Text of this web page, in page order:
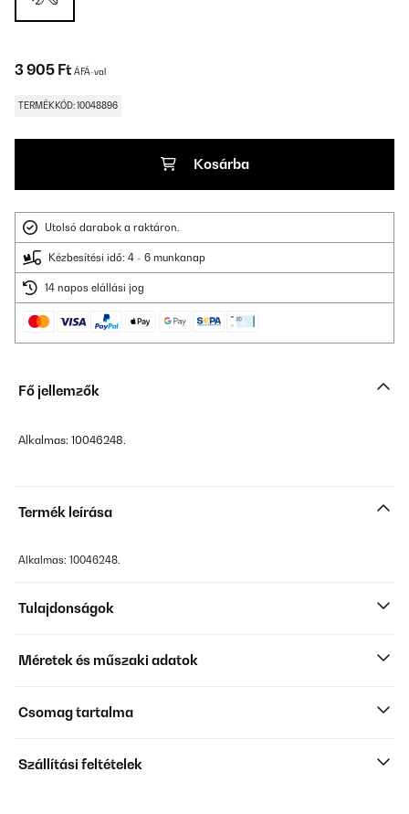
3 905 Ft ÁFÁ-val
TERMÉKKÓD: 10048896
Kosárba
Utolsó darabok a raktáron.
Kézbesítési idő: 4 - 6 munkanap
14 napos elállási jog
Fő jellemzők
Alkalmas: 10046248.
Termék leírása
Alkalmas: 10046248.
Tulajdonságok
Méretek és műszaki adatok
Csomag tartalma
Szállítási feltételek